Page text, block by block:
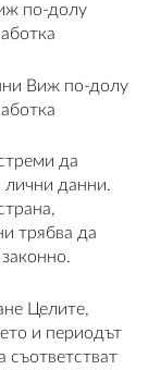
по-долу
Виж по-долу
да
лични данни.
трябва да
Целите,
и периодът
съответстват